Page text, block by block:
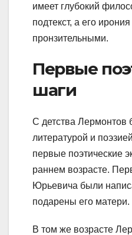
имеет глубокий
подтекст, а его
пронзительными.
Первые
шаги
С детства Лермонтов
литературой и
первые поэтические
раннем возрасте.
Юрьевича были
подарены его матери.
В том же возрасте